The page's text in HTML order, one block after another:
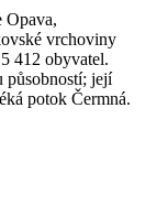
Opava,
vrchoviny
412 obyvatel.
působností; její
potok Čermná.